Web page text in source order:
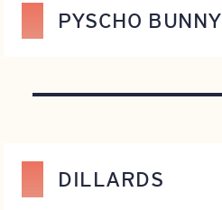
PYSCHO BUNNY
DILLARDS